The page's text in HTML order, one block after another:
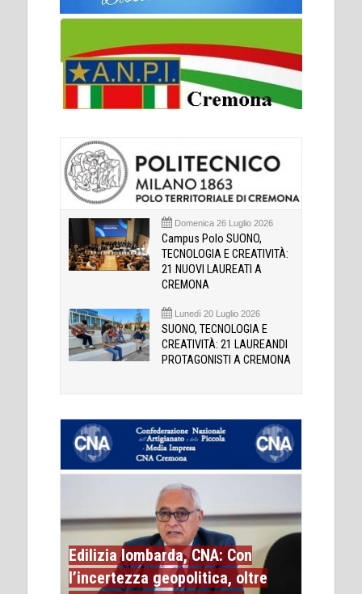
Domenica 26 Luglio 2026
Campus Polo SUONO,
TECNOLOGIA E CREATIVITÀ:
21 NUOVI LAUREATI A
CREMONA
Lunedì 20 Luglio 2026
SUONO, TECNOLOGIA E
CREATIVITÀ: 21 LAUREANDI
PROTAGONISTI A CREMONA
Edilizia lombarda, CNA: Con
l’incertezza geopolitica, oltre